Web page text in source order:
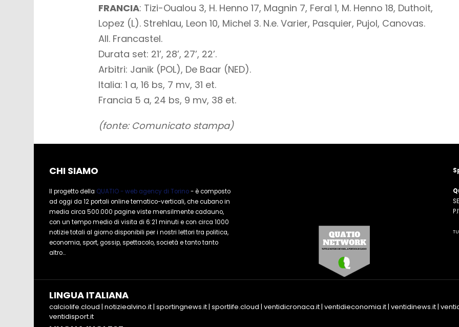
FRANCIA: Tizi-Oualou 3, H. Henno 17, Magnin 7, Feral 1, M. Henno 18, Duthoit,
Lopez (L). Strehlau, Leon 10, Michel 3. N.e. Varier, Pasquier, Pujol, Canovas.
All. Francastel.
Durata set: 21’, 28’, 27’, 22’.
Arbitri: Janik (POL), De Baar (NED).
Italia: 1 a, 16 bs, 7 mv, 31 et.
Francia 5 a, 24 bs, 9 mv, 38 et.
(fonte: Comunicato stampa)
CHI SIAMO
Il progetto della QUATIO - web agency di Torino- è composto
ad oggi da 12 portali online tematico-verticali, che cubano in
media circa 500.000 pagine viste mensilmente cadauno,
con un tempo medio di visita di 6:21 minuti e con circa 1000
notizie totali al giorno disponibili per i nostri lettori tra politica,
economia, sport, gossip, spettacolo, società e tanto tanto
altro...
LINGUA ITALIANA
calciolife.cloud | notiziealvino.it| sportingnews.it| sportlife.cloud | ventidicronaca.it| ventidieconomia.it| ventidinews.it|
ventidisport.it